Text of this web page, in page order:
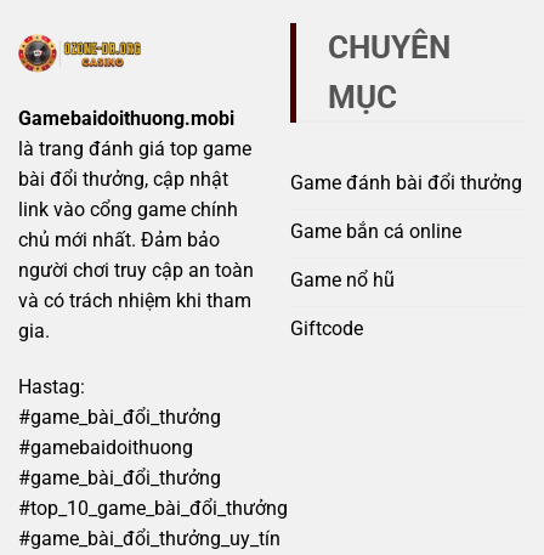
rủi
Gamebaidoithuong.mobi
là trang đánh giá top game
bài đổi thưởng, cập nhật
link vào cổng game chính
chủ mới nhất. Đảm bảo
người chơi truy cập an toàn
và có trách nhiệm khi tham
gia.
Hastag:
#game_bài_đổi_thưởng
#gamebaidoithuong
#game_bài_đổi_thưởng
#top_10_game_bài_đổi_thưởng
#game_bài_đổi_thưởng_uy_tín
CHUYÊN
MỤC
Game đánh bài đổi thưởng
Game bắn cá online
Game nổ hũ
Giftcode